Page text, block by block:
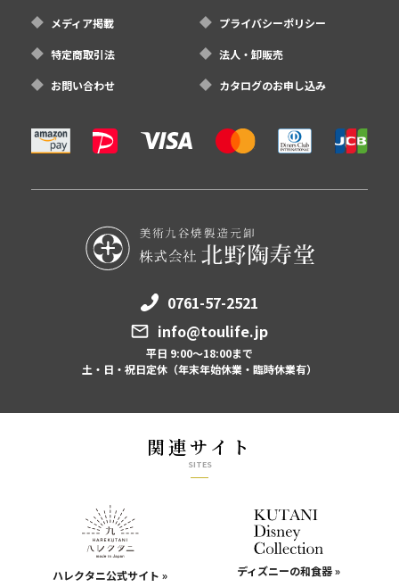
メディア掲載 プライバシーポリシー
特定商取引法 法人・卸販売
お問い合わせ カタログのお申し込み
0761-57-2521
info@toulife.jp
平日 9:00～18:00まで
土・日・祝日定休（年末年始休業・臨時休業有）
関連サイト
SITES
ハレクタニ公式サイト » ディズニーの和食器 »